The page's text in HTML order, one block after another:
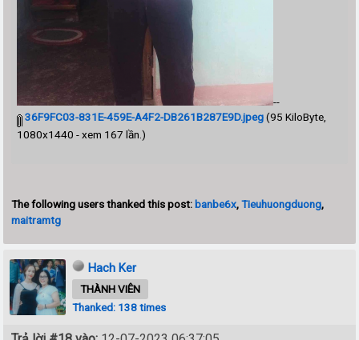
--
36F9FC03-831E-459E-A4F2-DB261B287E9D.jpeg(95 KiloByte,
1080x1440 - xem 167 lần.)
The following users thanked this post: banbe6x,Tieuhuongduong,
maitramtg
Hach Ker
THÀNH VIÊN
Thanked: 138 times